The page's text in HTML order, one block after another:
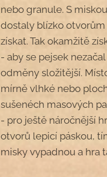
nebo granule. S
dostaly blízko
získat. Tak okamžitě
- aby se pejsek
odměny složitější.
mírně vlhké nebo
sušenéch masových
- pro ještě náročnější
otvorů lepicí páskou,
misky vypadnou a hra